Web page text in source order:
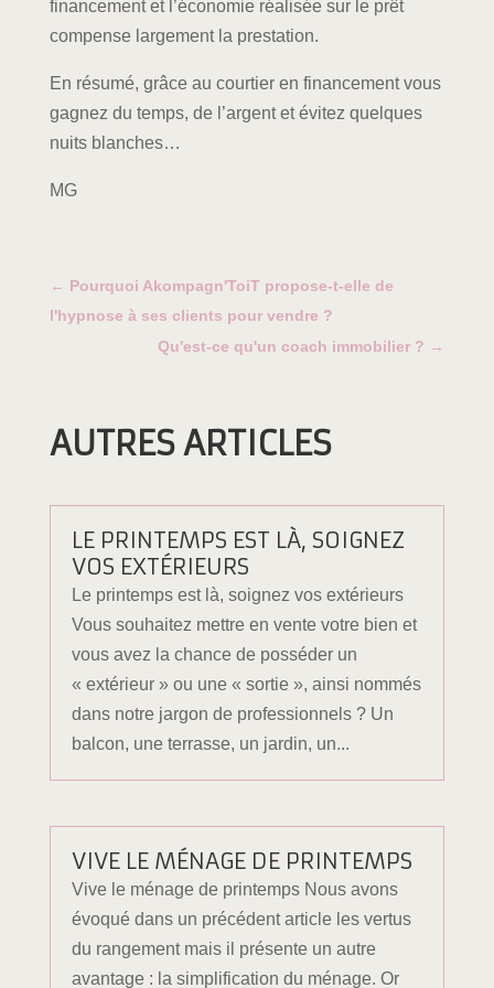
financement et l’économie réalisée sur le prêt
compense largement la prestation.
En résumé, grâce au courtier en financement vous
gagnez du temps, de l’argent et évitez quelques
nuits blanches…
MG
← Pourquoi Akompagn'ToiT propose-t-elle de
l'hypnose à ses clients pour vendre ?
Qu'est-ce qu'un coach immobilier ? →
AUTRES ARTICLES
LE PRINTEMPS EST LÀ, SOIGNEZ
VOS EXTÉRIEURS
Le printemps est là, soignez vos extérieurs
Vous souhaitez mettre en vente votre bien et
vous avez la chance de posséder un
« extérieur » ou une « sortie », ainsi nommés
dans notre jargon de professionnels ? Un
balcon, une terrasse, un jardin, un...
VIVE LE MÉNAGE DE PRINTEMPS
Vive le ménage de printemps Nous avons
évoqué dans un précédent article les vertus
du rangement mais il présente un autre
avantage : la simplification du ménage. Or